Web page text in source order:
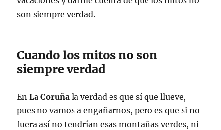
son siempre verdad.
Cuando los mitos no son
siempre verdad
EnLa Coruña la verdad es que sí que llueve,
pues no vamos a engañarnos, pero es que si no
fuera así no tendrían esas montañas verdes, ni